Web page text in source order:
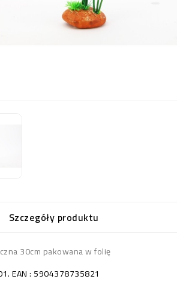
Szczegóły produktu
30cm pakowana w folię
EAN : 5904378735821